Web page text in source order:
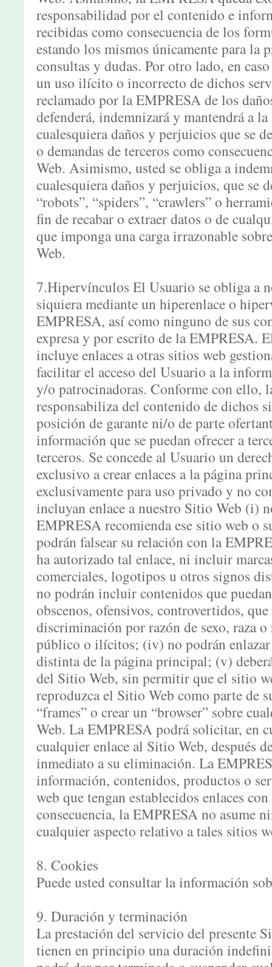
responsabilidad por el contenido e
recibidas como consecuencia de los
estando los mismos únicamente para la
consultas y dudas. Por otro lado, en
un uso ilícito o incorrecto de dichos
reclamado por la EMPRESA de los
defenderá, indemnizará y mantendrá a
cualesquiera daños y perjuicios que se
o demandas de terceros como
Web. Asimismo, usted se obliga a
cualesquiera daños y perjuicios, que se
“robots”, “spiders”, “crawlers” o
fin de recabar o extraer datos o de
que imponga una carga irrazonable
Web.
7.Hipervínculos El Usuario se obliga a
siquiera mediante un hiperenlace o
EMPRESA, así como ninguno de sus
expresa y por escrito de la EMPRESA.
incluye enlaces a otras sitios web
facilitar el acceso del Usuario a la
y/o patrocinadoras. Conforme con ello,
responsabiliza del contenido de dichos
posición de garante ni/o de parte
información que se puedan ofrecer a
terceros. Se concede al Usuario un
exclusivo a crear enlaces a la página
exclusivamente para uso privado y no
incluyan enlace a nuestro Sitio Web (i)
EMPRESA recomienda ese sitio web o
podrán falsear su relación con la
ha autorizado tal enlace, ni incluir
comerciales, logotipos u otros signos
no podrán incluir contenidos que
obscenos, ofensivos, controvertidos,
discriminación por razón de sexo, raza
público o ilícitos; (iv) no podrán
distinta de la página principal; (v)
del Sitio Web, sin permitir que el sitio
reproduzca el Sitio Web como parte de
“frames” o crear un “browser” sobre
Web. La EMPRESA podrá solicitar, en
cualquier enlace al Sitio Web, después
inmediato a su eliminación. La
información, contenidos, productos o
web que tengan establecidos enlaces
consecuencia, la EMPRESA no asume
cualquier aspecto relativo a tales sitios
8. Cookies
Puede usted consultar la información
9. Duración y terminación
La prestación del servicio del presente
tienen en principio una duración